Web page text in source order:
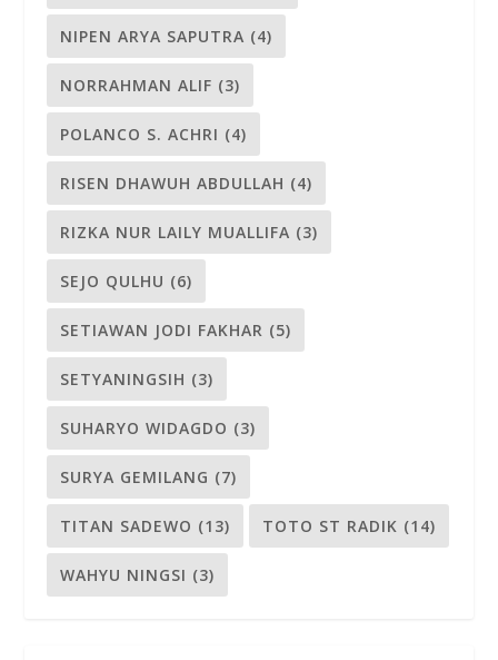
NIPEN ARYA SAPUTRA (4)
NORRAHMAN ALIF (3)
POLANCO S. ACHRI (4)
RISEN DHAWUH ABDULLAH (4)
RIZKA NUR LAILY MUALLIFA (3)
SEJO QULHU (6)
SETIAWAN JODI FAKHAR (5)
SETYANINGSIH (3)
SUHARYO WIDAGDO (3)
SURYA GEMILANG (7)
TITAN SADEWO (13) TOTO ST RADIK (14)
WAHYU NINGSI (3)